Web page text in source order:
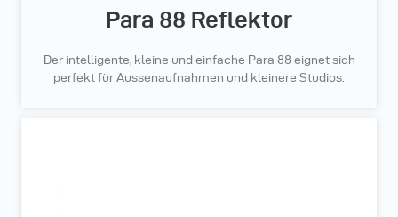
Para 88 Reflektor
Der intelligente, kleine und einfache Para 88 eignet sich
perfekt für Aussenaufnahmen und kleinere Studios.